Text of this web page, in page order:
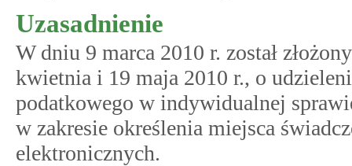
Uzasadnienie
W dniu 9 marca 2010 r. został
kwietnia i 19 maja 2010 r., o
podatkowego w indywidualnej
w zakresie określenia miejsca
elektronicznych.